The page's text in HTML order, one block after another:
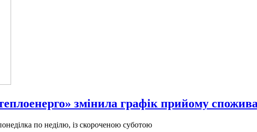
змінила графік прийому
по неділю, із скороченою суботою